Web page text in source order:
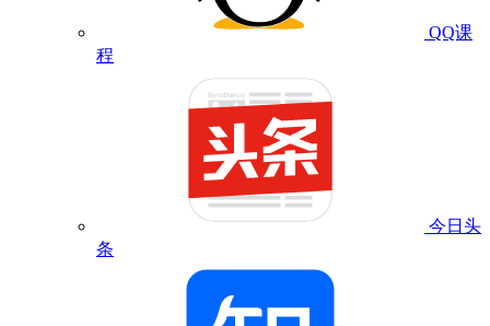
QQ课
程
今日头
条